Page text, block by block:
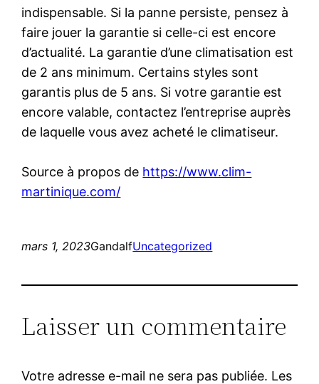
indispensable. Si la panne persiste, pensez à
faire jouer la garantie si celle-ci est encore
d’actualité. La garantie d’une climatisation est
de 2 ans minimum. Certains styles sont
garantis plus de 5 ans. Si votre garantie est
encore valable, contactez l’entreprise auprès
de laquelle vous avez acheté le climatiseur.
Source à propos de https://www.clim-
martinique.com/
mars 1, 2023GandalfUncategorized
Laisser un commentaire
Votre adresse e-mail ne sera pas publiée. Les